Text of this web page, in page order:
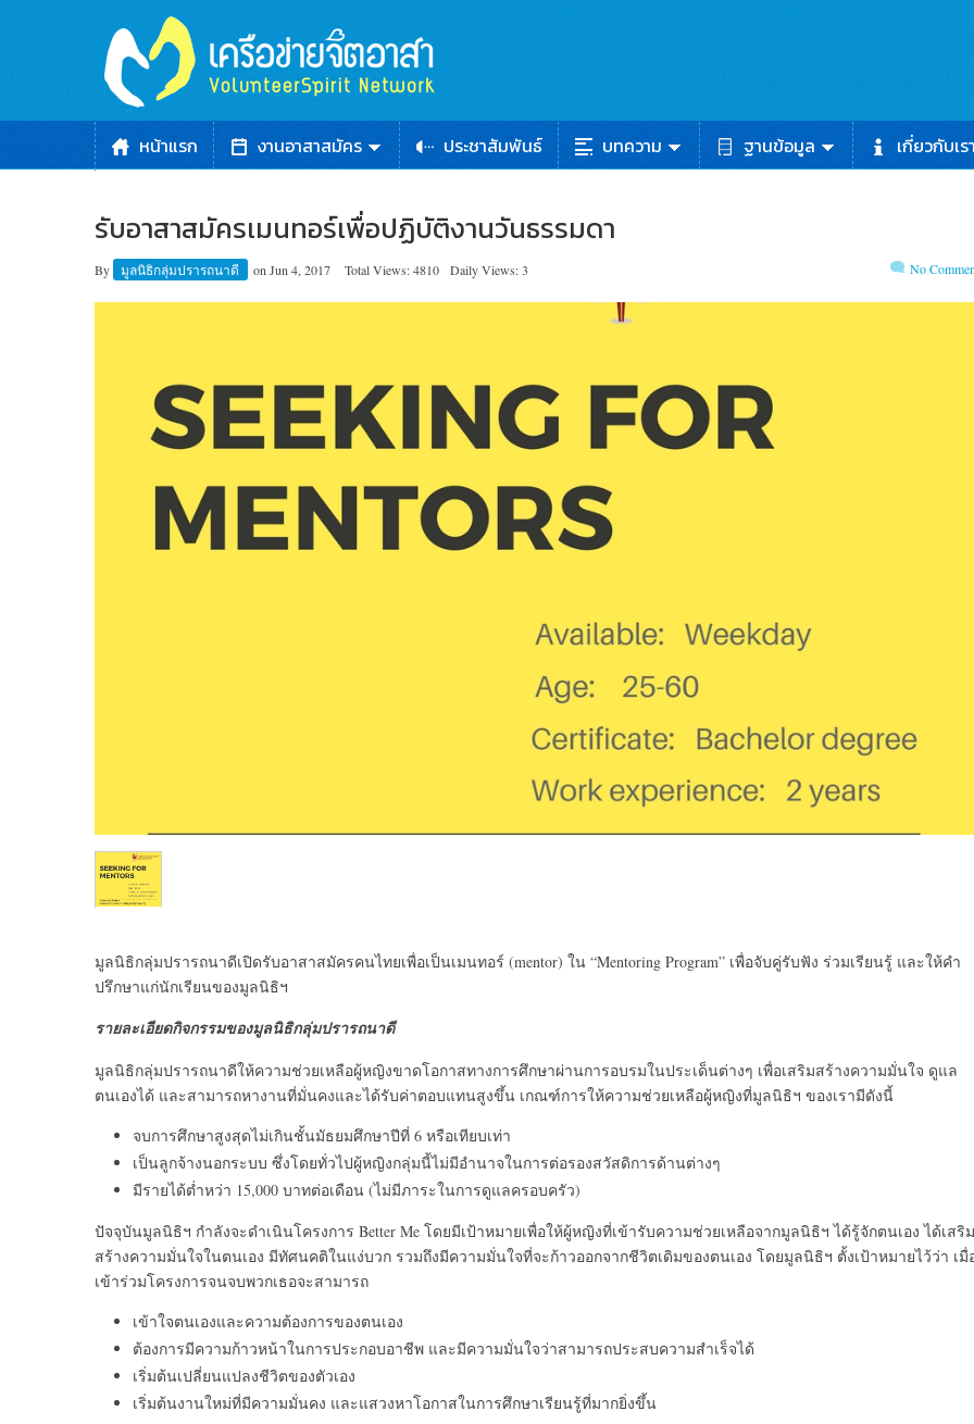
หน้าแรก งานอาสาสมัคร ประชาสัมพันธ์ บทความ ฐานข้อมูล เกี่ยวกับเร
รับอาสาสมัครเมนทอร์เพื่อปฏิบัติงานวันธรรมดา
By มูลนิธิกลุ่มปรารถนาดี on Jun 4, 2017 Total Views: 4810 Daily Views: 3 No
มูลนิธิกลุ่มปรารถนาดีเปิดรับอาสาสมัครคนไทยเพื่อเป็นเมนทอร์ (mentor) ใน “Mentoring Program” เพื่อจับคู่รับฟัง ร่วมเรียนรู้ และให้คำ
ปรึกษาแก่นักเรียนของมูลนิธิฯ
รายละเอียดกิจกรรมของมูลนิธิกลุ่มปรารถนาดี
มูลนิธิกลุ่มปรารถนาดีให้ความช่วยเหลือผู้หญิงขาดโอกาสทางการศึกษาผ่านการอบรมในประเด็นต่างๆ เพื่อเสริมสร้างความมั่นใจ ดูแล
ตนเองได้ และสามารถหางานที่มั่นคงและได้รับค่าตอบแทนสูงขึ้น เกณฑ์การให้ความช่วยเหลือผู้หญิงที่มูลนิธิฯ ของเรามีดังนี้
จบการศึกษาสูงสุดไม่เกินชั้นมัธยมศึกษาปีที่ 6 หรือเทียบเท่า
เป็นลูกจ้างนอกระบบ ซึ่งโดยทั่วไปผู้หญิงกลุ่มนี้ไม่มีอำนาจในการต่อรองสวัสดิการด้านต่างๆ
มีรายได้ต่ำหว่า 15,000 บาทต่อเดือน (ไม่มีภาระในการดูแลครอบครัว)
ปัจจุบันมูลนิธิฯ กำลังจะดำเนินโครงการ Better Me โดยมีเป้าหมายเพื่อให้ผู้หญิงที่เข้ารับความช่วยเหลือจากมูลนิธิฯ ได้รู้จักตนเอง ได้เสริม
สร้างความมั่นใจในตนเอง มีทัศนคติในแง่บวก รวมถึงมีความมั่นใจที่จะก้าวออกจากชีวิตเดิมของตนเอง โดยมูลนิธิฯ ตั้งเป้าหมายไว้ว่า เมื่
เข้าร่วมโครงการจนจบพวกเธอจะสามารถ
เข้าใจตนเองและความต้องการของตนเอง
ต้องการมีความก้าวหน้าในการประกอบอาชีพ และมีความมั่นใจว่าสามารถประสบความสำเร็จได้
เริ่มต้นเปลี่ยนแปลงชีวิตของตัวเอง
เริ่มต้นงานใหม่ที่มีความมั่นคง และแสวงหาโอกาสในการศึกษาเรียนรู้ที่มากยิ่งขึ้น